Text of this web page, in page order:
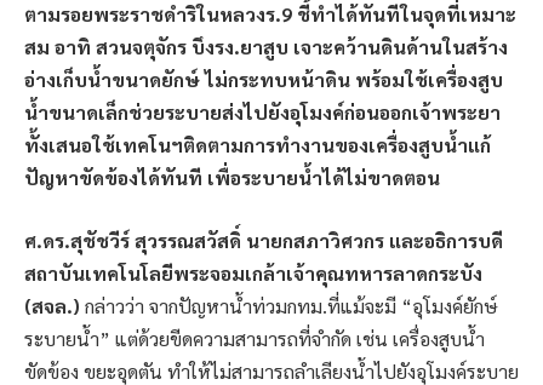
ตามรอยพระราชดำริในหลวงร.9 ชี้ทำได้ทันทีในจุดที่เหมาะ
สม อาทิ สวนจตุจักร บึงรง.ยาสูบ เจาะคว้านดินด้านในสร้าง
อ่างเก็บน้ำขนาดยักษ์ ไม่กระทบหน้าดิน พร้อมใช้เครื่องสูบ
น้ำขนาดเล็กช่วยระบายส่งไปยังอุโมงค์ก่อนออกเจ้าพระยา
ทั้งเสนอใช้เทคโนฯติดตามการทำงานของเครื่องสูบน้ำแก้
ปัญหาขัดข้องได้ทันที เพื่อระบายน้ำได้ไม่ขาดตอน
ศ.ดร.สุชัชวีร์ สุวรรณสวัสดิ์ นายกสภาวิศวกร และอธิการบดี
สถาบันเทคโนโลยีพระจอมเกล้าเจ้าคุณทหารลาดกระบัง
(สจล.) กล่าวว่า จากปัญหาน้ำท่วมกทม.ที่แม้จะมี “อุโมงค์ยักษ์
ระบายน้ำ” แต่ด้วยขีดความสามารถที่จำกัด เช่น เครื่องสูบน้ำ
ขัดข้อง ขยะอุดตัน ทำให้ไม่สามารถลำเลียงน้ำไปยังอุโมงค์ระบาย